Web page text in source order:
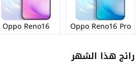
Oppo Reno16 Pro
Oppo Reno16
رائج هذا الشهر